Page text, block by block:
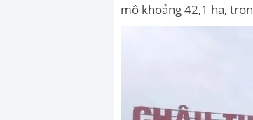
mô khoảng 42,1 ha,